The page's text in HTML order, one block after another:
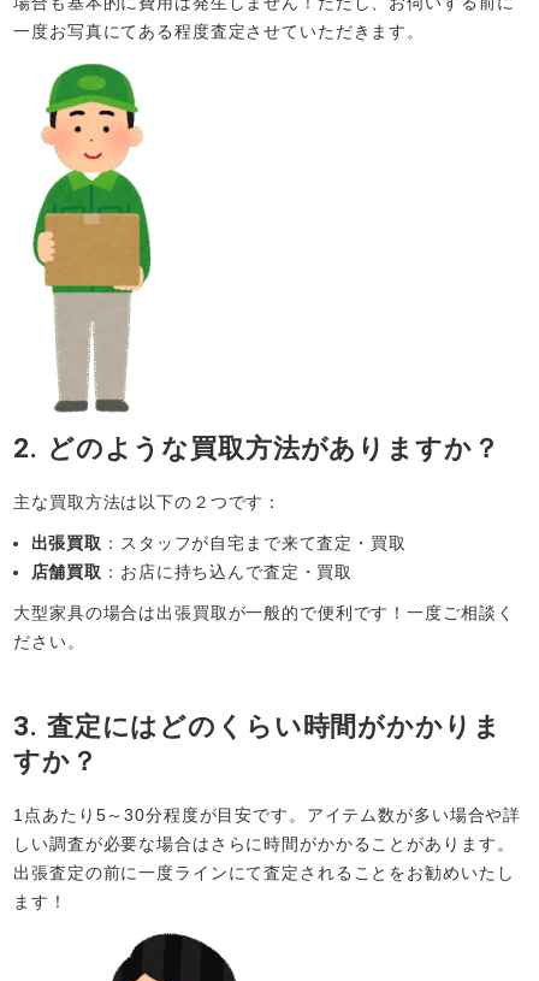
一度お写真にてある程度査定させていただきます。
2. どのような買取方法がありますか？
主な買取方法は以下の２つです：
出張買取 ：スタッフが自宅まで来て査定・買取
店舗買取 ：お店に持ち込んで査定・買取
大型家具の場合は出張買取が一般的で便利です！一度ご相談く
ださい。
3. 査定にはどのくらい時間がかかりま
すか？
1点あたり5～30分程度が目安です。アイテム数が多い場合や詳
しい調査が必要な場合はさらに時間がかかることがあります。
出張査定の前に一度ラインにて査定されることをお勧めいたし
ます！